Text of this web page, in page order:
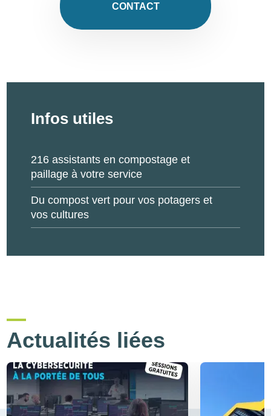
CONTACT
Infos utiles
216 assistants en compostage et
paillage à votre service
Du compost vert pour vos potagers et
vos cultures
Actualités liées